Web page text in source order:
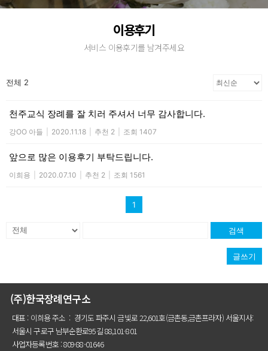
이용후기
서비스 이용후기를 남겨주세요
전체 2
천주교식 장례를 잘 치러 주셔서 너무 감사합니다.
강OO 아들 2020.11.18 추천 2 조회 1407
앞으로 많은 이용후기 부탁드립니다.
이희용 2020.07.10 추천 2 조회 1561
1
검색
글쓰기
(주)한국장례연구소
대표 : 이희용 주소 : 경기도 파주시 금빛로 22,601호(금촌동,금촌프라자) 서울지사:
서울시 구로구 남부순환로95길 88,101-801
사업자등록번호 : 809-88-01646